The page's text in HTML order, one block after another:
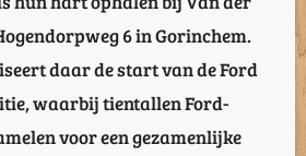
6 in Gorinchem.
daar de start van de Ford
waarbij tientallen Ford-
voor een gezamenlijke